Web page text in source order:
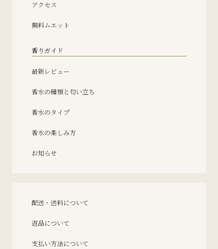
アクセス
無料ムエット
香りガイド
最新レビュー
香水の種類と匂い立ち
香水のタイプ
香水の楽しみ方
お知らせ
配送・送料について
返品について
支払い方法について